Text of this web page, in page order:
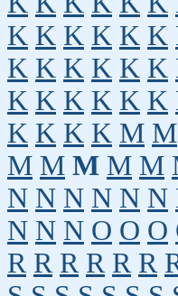
K K K K K K
K K K K K K
K K K K K K
K K K K M M
M M M M M
N N N N N N
N N N O O O
R R R R R R